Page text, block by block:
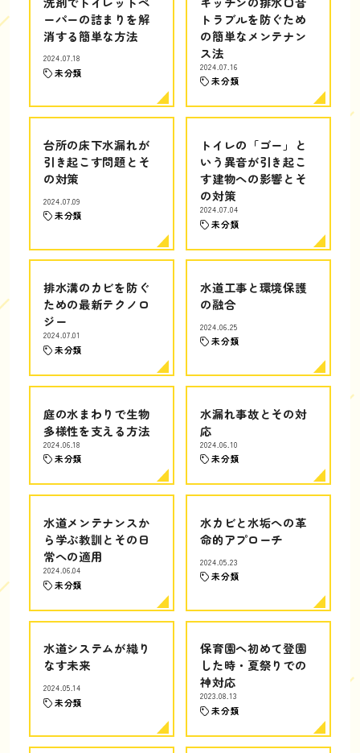
ーパーの詰まりを解
消する簡単な方法
2024.07.18
未分類
トラブルを防ぐため
の簡単なメンテナン
ス法
2024.07.16
未分類
台所の床下水漏れが
引き起こす問題とそ
の対策
2024.07.09
未分類
トイレの「ゴー」と
いう異音が引き起こ
す建物への影響とそ
の対策
2024.07.04
未分類
排水溝のカビを防ぐ
ための最新テクノロ
ジー
2024.07.01
未分類
水道工事と環境保護
の融合
2024.06.25
未分類
庭の水まわりで生物
多様性を支える方法
2024.06.18
未分類
水漏れ事故とその対
応
2024.06.10
未分類
水道メンテナンスか
ら学ぶ教訓とその日
常への適用
2024.06.04
未分類
水カビと水垢への革
命的アプローチ
2024.05.23
未分類
水道システムが織り
なす未来
2024.05.14
未分類
保育園へ初めて登園
した時・夏祭りでの
神対応
2023.08.13
未分類